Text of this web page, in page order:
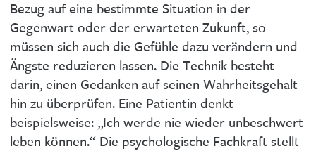
Bezug auf eine bestimmte Situation in der
Gegenwart oder der erwarteten Zukunft, so
müssen sich auch die Gefühle dazu verändern und
Ängste reduzieren lassen. Die Technik besteht
darin, einen Gedanken auf seinen Wahrheitsgehalt
hin zu überprüfen. Eine Patientin denkt
beispielsweise: „Ich werde nie wieder unbeschwert
leben können.“ Die psychologische Fachkraft stellt